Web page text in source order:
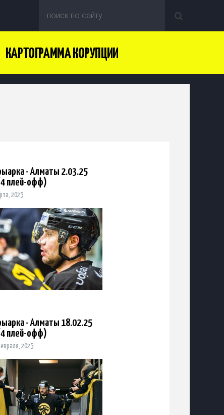
КАРТОГРАММА КОРУПЦИИ
- Алматы 2.03.25
плей-офф)
2025
- Алматы 18.02.25
плей-офф)
2025